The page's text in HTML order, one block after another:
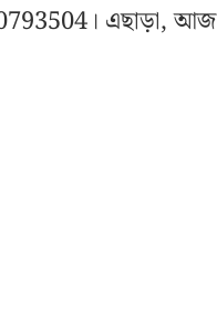
এছাড়া, আজ